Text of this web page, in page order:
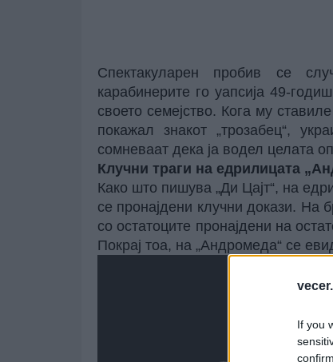
If you
Спектакуларен пробив се
карабинерите го уапсија 49-
своето семејство. Кога му
покажал знакот „трозабец“,
сомневаат дека ја водел целата
Клучни траги на едрилицата
Како што пишува „Ди Цајт“, на
се пронајдени клучни докази. На
со остатоците пронајдени на
Покрај тоа, на „Андромеда“ се